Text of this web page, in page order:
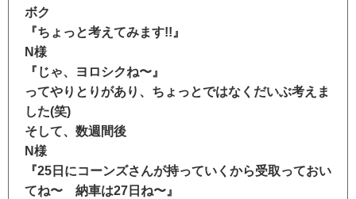
ボク
『ちょっと考えてみます!!』
N様
『じゃ、ヨロシクね〜』
ってやりとりがあり、ちょっとではなくだいぶ考えま
した(笑)
そして、数週間後
N様
『25日にコーンズさんが持っていくから受取っておい
てね〜 納車は27日ね〜』